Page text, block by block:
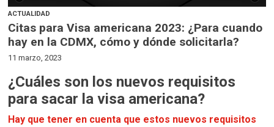
ACTUALIDAD
Citas para Visa americana 2023: ¿Para cuando
hay en la CDMX, cómo y dónde solicitarla?
11 marzo, 2023
¿Cuáles son los nuevos requisitos
para sacar la visa americana?
Hay que tener en cuenta que estos nuevos requisitos